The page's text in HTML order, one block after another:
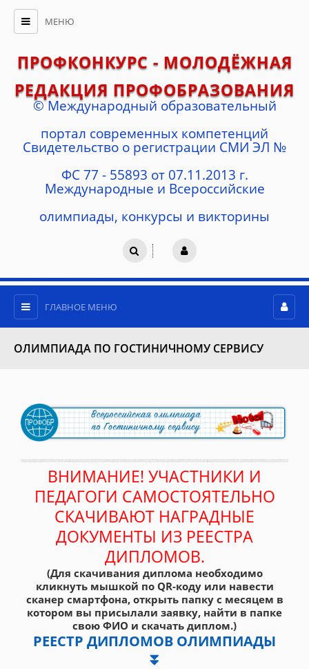
МЕНЮ
ПРОФКОНКУРС - МОЛОДЁЖНАЯ
РЕДАКЦИЯ ПРОФОБРАЗОВАНИЯ
© Международный образовательный
портал современных компетенций
Cвидетельство о регистрации СМИ ЭЛ №
ФС 77 - 55893 от 07.11.2013 г.
Международные и Всероссийские
олимпиады, конкурсы и викторины
ГЛАВНОЕ МЕНЮ
ОЛИМПИАДА ПО ГОСТИНИЧНОМУ СЕРВИСУ
ВНИМАНИЕ! УЧАСТНИКИ И
ПЕДАГОГИ САМОСТОЯТЕЛЬНО
СКАЧИВАЮТ НАГРАДНЫЕ
ДОКУМЕНТЫ ИЗ РЕЕСТРА
ДИПЛОМОВ.
(Для скачивания диплома необходимо
кликнуть мышкой по QR-коду или навести
сканер смартфона, открыть папку с месяцем в
котором вы присылали заявку, найти в папке
свою ФИО и скачать диплом.)
РЕЕСТР ДИПЛОМОВ ОЛИМПИАДЫ
⏬